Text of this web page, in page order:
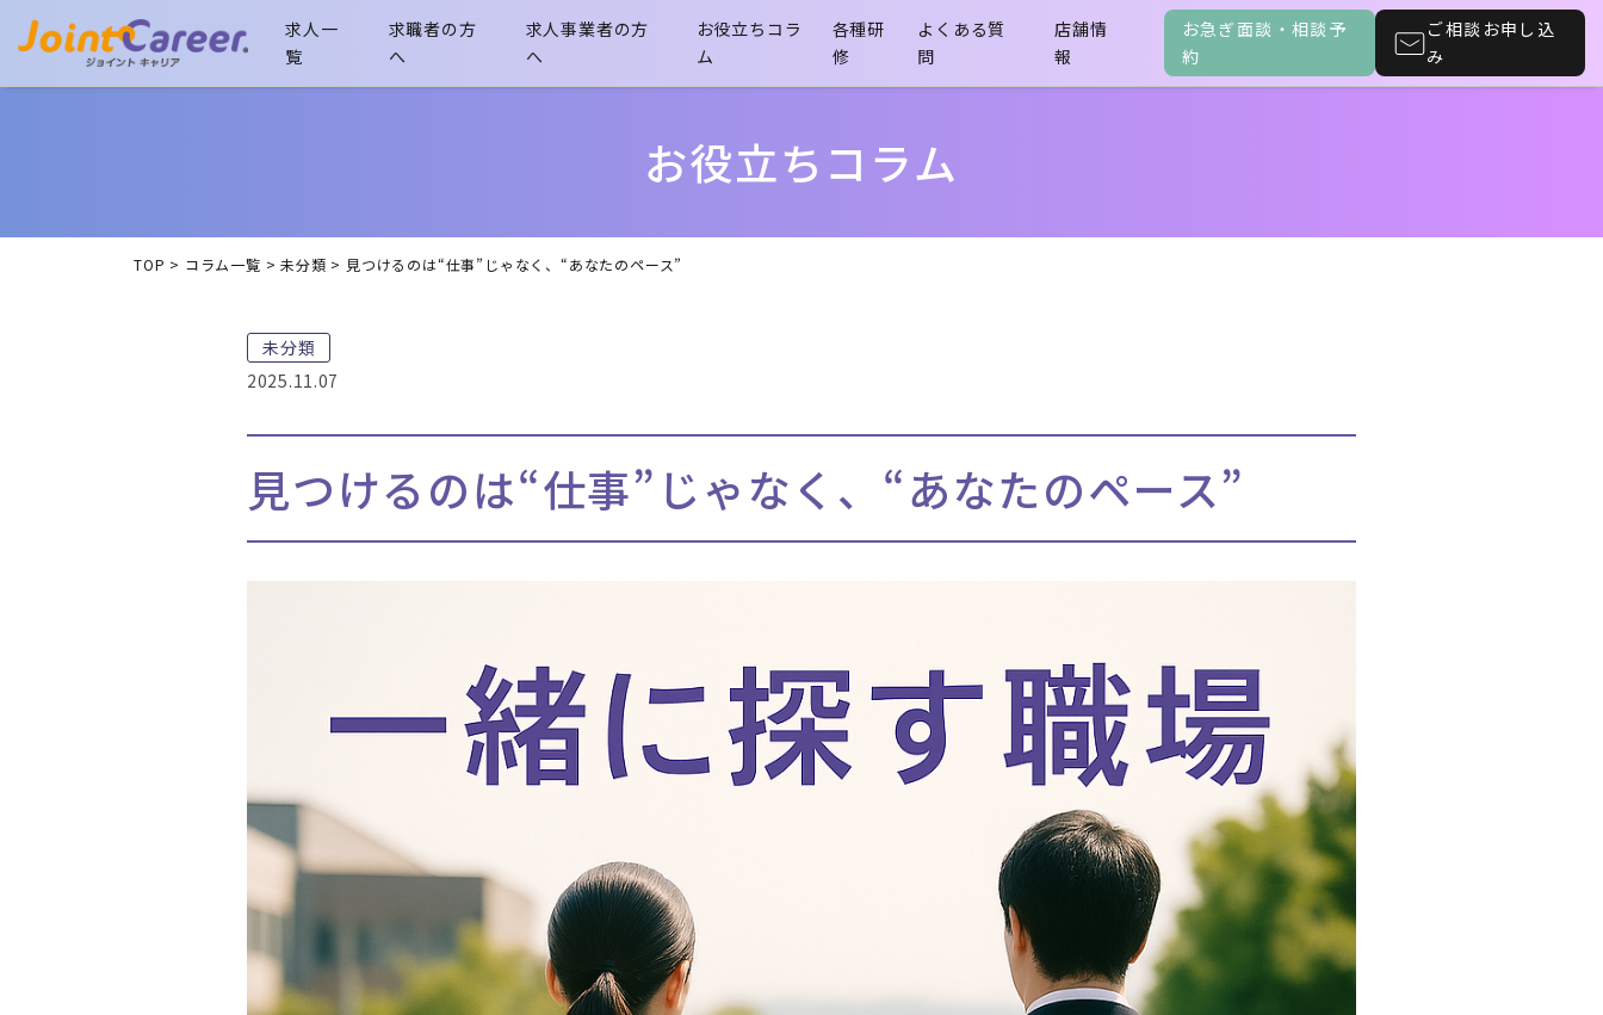
求人一
覧
求職者の方
へ
求人事業者の方
へ
お役立ちコラ
ム
各種研
修
よくある質
問
店舗情
報
お急ぎ面談・相談予
約
ご相談お申し込
み
お役立ちコラム
TOP > コラム一覧 >未分類 > 見つけるのは“仕事”じゃなく、“あなたのペース”
未分類
2025.11.07
見つけるのは“仕事”じゃなく、“あなたのペース”